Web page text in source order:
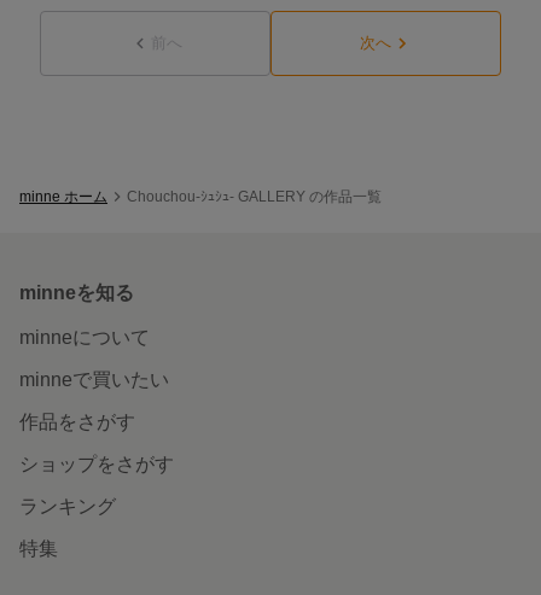
前へ 次へ
minne ホーム Chouchou-ｼｭｼｭ- GALLERY の作品一覧
minneを知る
minneについて
minneで買いたい
作品をさがす
ショップをさがす
ランキング
特集